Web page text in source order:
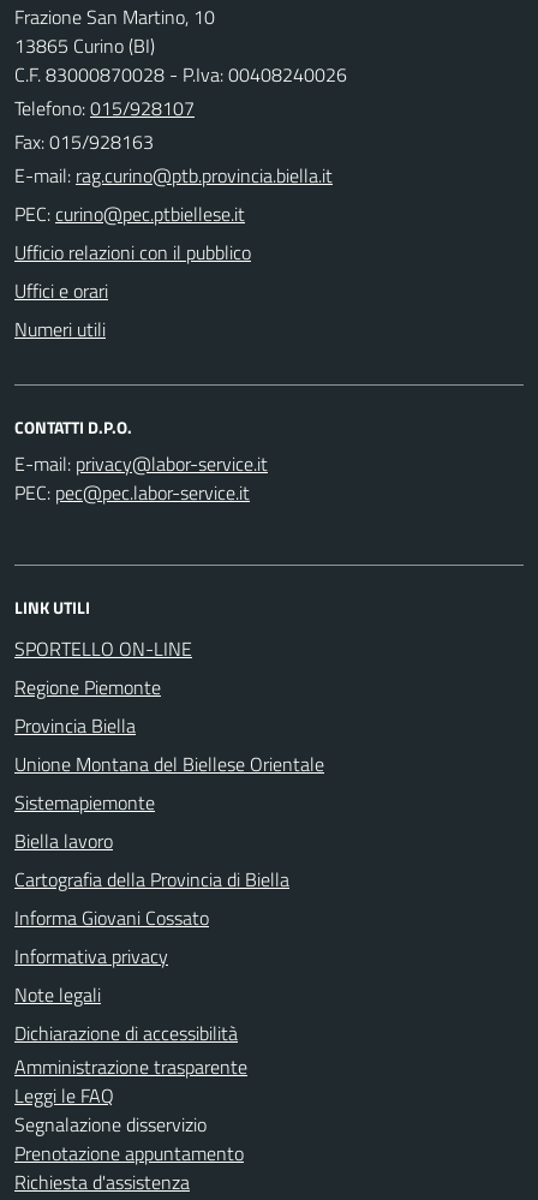
Frazione San Martino, 10
13865 Curino (BI)
C.F. 83000870028 - P.Iva: 00408240026
Telefono:015/928107
Fax: 015/928163
E-mail:
PEC:
Ufficio relazioni con il pubblico
Uffici e orari
Numeri utili
CONTATTI D.P.O.
E-mail:
PEC:
LINK UTILI
SPORTELLO ON-LINE
Regione Piemonte
Provincia Biella
Unione Montana del Biellese Orientale
Sistemapiemonte
Biella lavoro
Cartografia della Provincia di Biella
Informa Giovani Cossato
Informativa privacy
Note legali
Dichiarazione di accessibilità
Amministrazione trasparente
Leggi le FAQ
Segnalazione disservizio
Prenotazione appuntamento
Richiesta d'assistenza